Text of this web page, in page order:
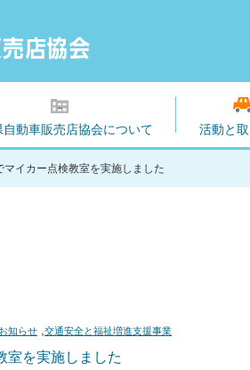
自動車販売店協会について 活動と
マイカー点検教室を実施しました
お知らせ 交通安全と福祉増進支援事業
室を実施しました